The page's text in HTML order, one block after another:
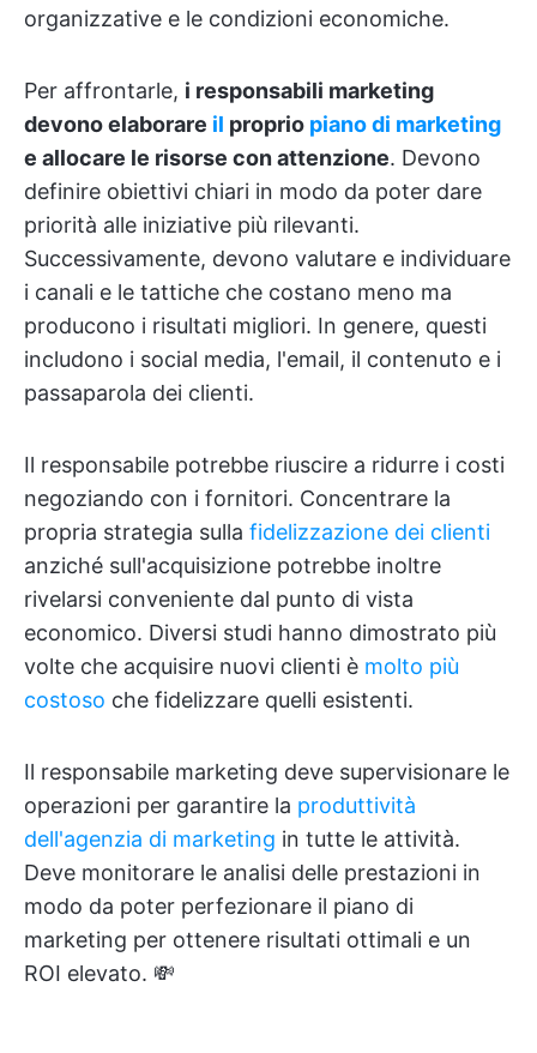
organizzative e le condizioni economiche.
Per affrontarle, i responsabili marketing
devono elaborare il proprio piano di marketing
e allocare le risorse con attenzione. Devono
definire obiettivi chiari in modo da poter dare
priorità alle iniziative più rilevanti.
Successivamente, devono valutare e individuare
i canali e le tattiche che costano meno ma
producono i risultati migliori. In genere, questi
includono i social media, l'email, il contenuto e i
passaparola dei clienti.
Il responsabile potrebbe riuscire a ridurre i costi
negoziando con i fornitori. Concentrare la
propria strategia sulla fidelizzazione dei clienti
anziché sull'acquisizione potrebbe inoltre
rivelarsi conveniente dal punto di vista
economico. Diversi studi hanno dimostrato più
volte che acquisire nuovi clienti è molto più
costoso che fidelizzare quelli esistenti.
Il responsabile marketing deve supervisionare le
operazioni per garantire la produttività
dell'agenzia di marketing in tutte le attività.
Deve monitorare le analisi delle prestazioni in
modo da poter perfezionare il piano di
marketing per ottenere risultati ottimali e un
ROI elevato. 💸